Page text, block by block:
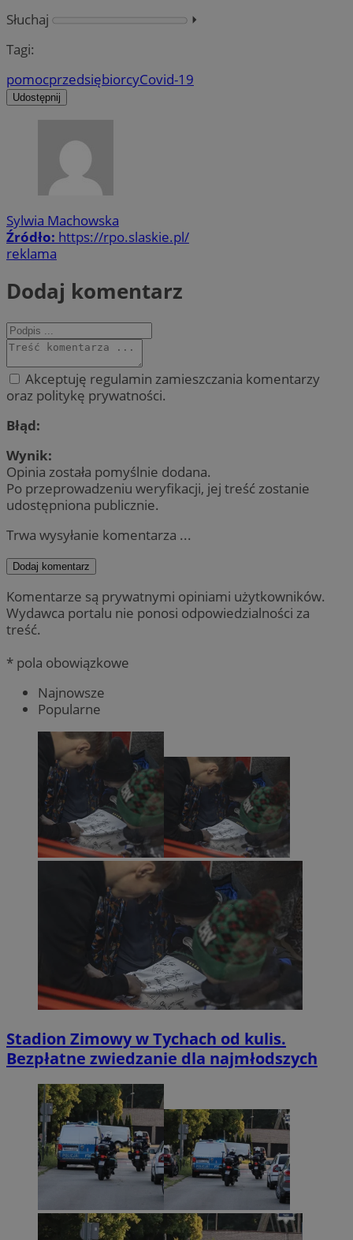
Słuchaj
⏵︎
Tagi:
pomocprzedsiębiorcyCovid-19
Udostępnij
Sylwia Machowska
Źródło: https://rpo.slaskie.pl/
reklama
Dodaj komentarz
Akceptuję regulamin zamieszczania komentarzy
oraz politykę prywatności.
Błąd:
Wynik:
Opinia została pomyślnie dodana.
Po przeprowadzeniu weryfikacji, jej treść zostanie
udostępniona publicznie.
Trwa wysyłanie komentarza ...
Dodaj komentarz
Komentarze są prywatnymi opiniami użytkowników.
Wydawca portalu nie ponosi odpowiedzialności za
treść.
* pola obowiązkowe
Najnowsze
Popularne
Stadion Zimowy w Tychach od kulis.
Bezpłatne zwiedzanie dla najmłodszych